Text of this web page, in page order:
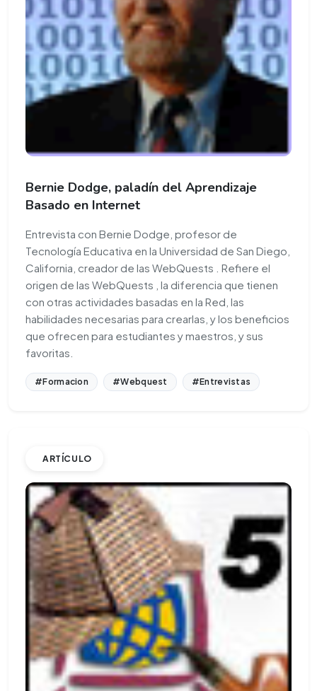
Bernie Dodge, paladín del Aprendizaje
Basado en Internet
Entrevista con Bernie Dodge, profesor de
Tecnología Educativa en la Universidad de San Diego,
California, creador de las WebQuests . Refiere el
origen de las WebQuests , la diferencia que tienen
con otras actividades basadas en la Red, las
habilidades necesarias para crearlas, y los beneficios
que ofrecen para estudiantes y maestros, y sus
favoritas.
#Formacion #Webquest #Entrevistas
ARTÍCULO